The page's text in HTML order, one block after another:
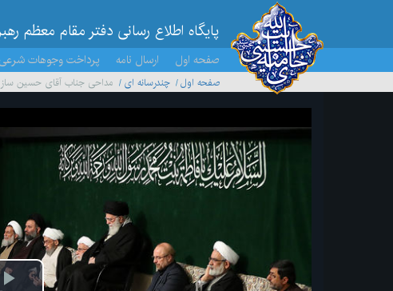
پایگاه اطلاع رسانی دفتر مقام معظم
صفحه اول ارسال نامه پرداخت وجوهات
صفحه اول چندرسانه ای مداحی جناب آقای حسین